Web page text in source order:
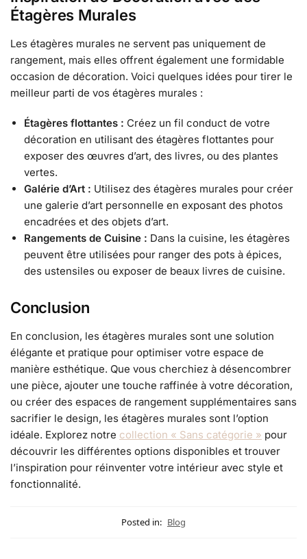
Étagères Murales
Les étagères murales ne servent pas uniquement de
rangement, mais elles offrent également une formidable
occasion de décoration. Voici quelques idées pour tirer le
meilleur parti de vos étagères murales :
Étagères flottantes : Créez un fil conduct de votre
décoration en utilisant des étagères flottantes pour
exposer des œuvres d’art, des livres, ou des plantes
vertes.
Galérie d’Art : Utilisez des étagères murales pour créer
une galerie d’art personnelle en exposant des photos
encadrées et des objets d’art.
Rangements de Cuisine : Dans la cuisine, les étagères
peuvent être utilisées pour ranger des pots à épices,
des ustensiles ou exposer de beaux livres de cuisine.
Conclusion
En conclusion, les étagères murales sont une solution
élégante et pratique pour optimiser votre espace de
manière esthétique. Que vous cherchiez à désencombrer
une pièce, ajouter une touche raffinée à votre décoration,
ou créer des espaces de rangement supplémentaires sans
sacrifier le design, les étagères murales sont l’option
idéale. Explorez notre collection « Sans catégorie » pour
découvrir les différentes options disponibles et trouver
l’inspiration pour réinventer votre intérieur avec style et
fonctionnalité.
Posted in: Blog